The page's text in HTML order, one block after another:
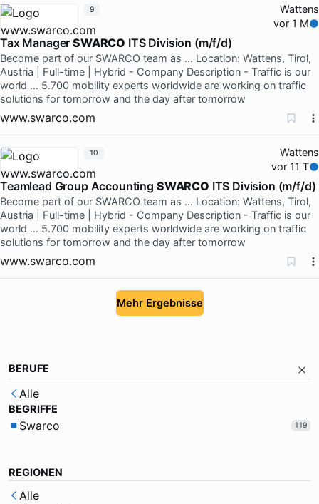
Wattens
vor 1 M
Tax ManagerSWARCO ITS Division (m/f/d)
Become part of our SWARCO team as … Location: Wattens, Tirol,
Austria | Full-time | Hybrid - Company Description - Traffic is our
world … 5.700 mobility experts worldwide are working on traffic
solutions for tomorrow and the day after tomorrow
www.swarco.com
9
Wattens
vor 11 T
Teamlead Group Accounting SWARCO ITS Division (m/f/d)
Become part of our SWARCO team as … Location: Wattens, Tirol,
Austria | Full-time | Hybrid - Company Description - Traffic is our
world … 5.700 mobility experts worldwide are working on traffic
solutions for tomorrow and the day after tomorrow
www.swarco.com
10
Mehr Ergebnisse
BERUFE
Alle
BEGRIFFE
Swarco 119
REGIONEN
Alle